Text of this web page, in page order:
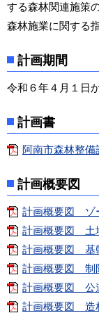
する森林関連施策
森林施業に関する
計画期間
令和６年４月１日
計画書
阿南市森林整備
計画概要図
計画概要図 ゾ
計画概要図 土
計画概要図 基
計画概要図 制
計画概要図 公
計画概要図 造